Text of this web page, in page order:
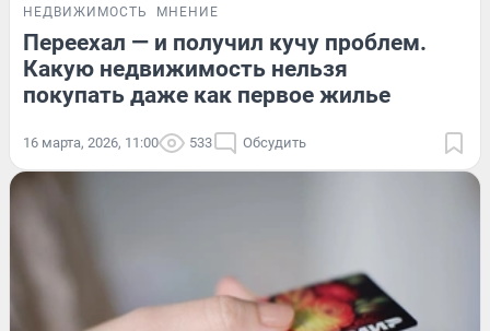
НЕДВИЖИМОСТЬ МНЕНИЕ
Переехал — и получил кучу проблем.
Какую недвижимость нельзя
покупать даже как первое жилье
16 марта, 2026, 11:00 533 Обсудить